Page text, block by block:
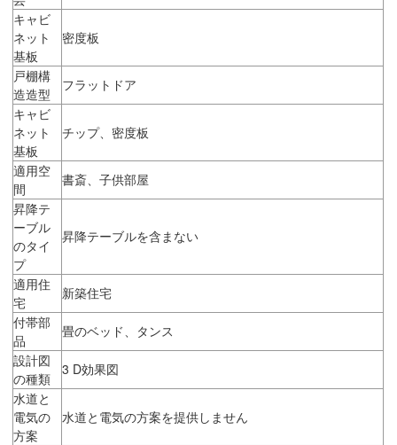
キャビ
ネット
基板
密度板
戸棚構
造造型
フラットドア
キャビ
ネット
基板
チップ、密度板
適用空
間
書斎、子供部屋
昇降テ
ーブル
のタイ
プ
昇降テーブルを含まない
適用住
宅
新築住宅
付帯部
品
畳のベッド、タンス
設計図
の種類
3 D効果図
水道と
電気の
方案
水道と電気の方案を提供しません